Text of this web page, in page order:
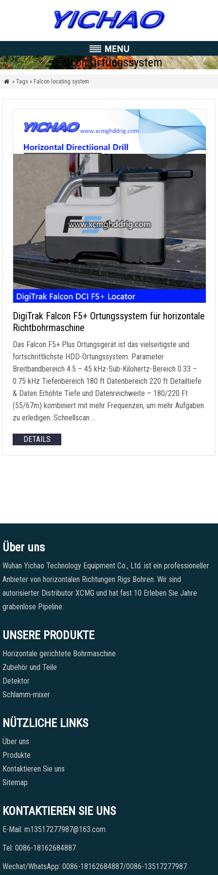
Falcon Ortungssystem
 » Tags » Falcon locating system
DigiTrak Falcon F5+ Ortungssystem für horizontale
Richtbohrmaschine
Das Falcon F5+ Plus Ortungsgerät ist das vielseitigste und
fortschrittlichste HDD-Ortungssystem. Parameter
Breitbandbereich 4.5 – 45 kHz-Sub-Kilohertz-Bereich 0.33 –
0.75 kHz Tiefenbereich 180 ft Datenbereich 220 ft Detailtiefe
& Daten Erhöhte Tiefe und Datenreichweite – 180/220 Ft
(55/67m) kombiniert mit mehr Frequenzen, um mehr Aufgaben
zu erledigen. Schnellscan …
DETAILS
Über uns
Wuhan Yichao Technology Equipment Co., Ltd. ist ein professioneller
Anbieter von horizontalen Richtungen Rigs Bohren. Wir sind
autorisierter Distributor XCMG und hat fast 10 Erleben Sie Jahre
grabenlose Pipeline.
UNSERE PRODUKTE
Horizontale gerichtete Bohrmaschine
Zubehör und Teile
Detektor
Schlamm-mixer
NÜTZLICHE LINKS
Über uns
Produkte
Kontaktieren Sie uns
Sitemap
KONTAKTIEREN SIE UNS
E-Mail: m13517277987@163.com
Tel: 0086-18162684887
Wechat/WhatsApp: 0086-18162684887/0086-13517277987